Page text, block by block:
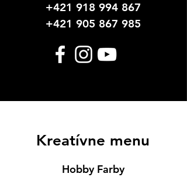
+421 918 994 867
+421 905 867 985
Kreatívne menu
Hobby Farby